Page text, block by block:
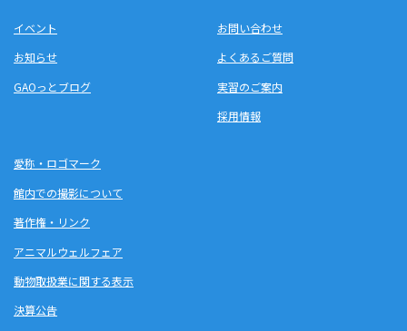
イベント
お知らせ
GAOっとブログ
お問い合わせ
よくあるご質問
実習のご案内
採用情報
愛称・ロゴマーク
館内での撮影について
著作権・リンク
アニマルウェルフェア
動物取扱業に関する表示
決算公告